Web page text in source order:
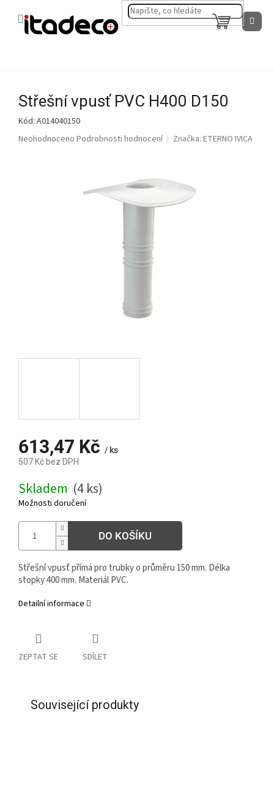
NÁKUPNÍ
KOŠÍK
Střešní vpusť PVC H400 D150
Kód: A014040150
Průměrné
Neohodnoceno Podrobnosti hodnocení Značka: ETERNO IVICA
613,47 Kč / ks
507 Kč bez DPH
cena:
Skladem (4 ks)
Možnosti doručení
DO KOŠÍKU
Střešní vpusť přímá pro trubky o průměru 150 mm. Délka
stopky 400 mm. Materiál PVC.
Detailní informace
ZEPTAT SE SDÍLET
Související produkty